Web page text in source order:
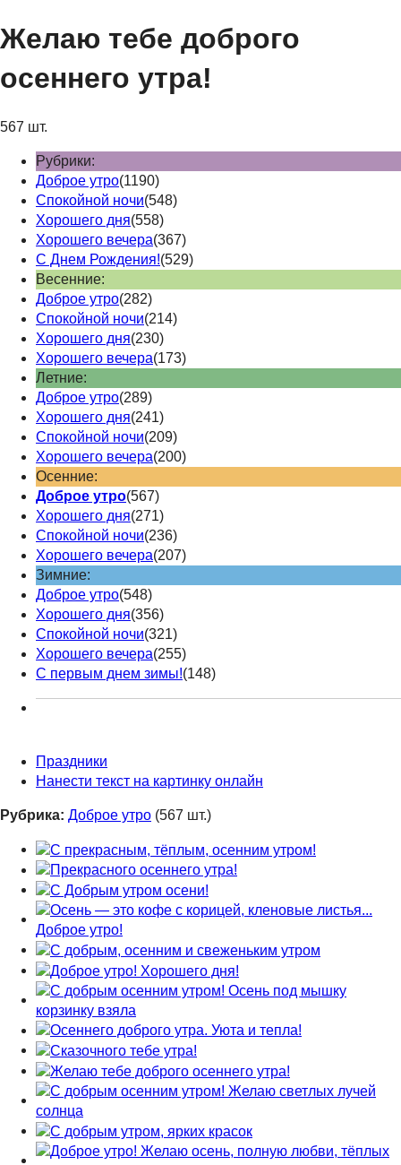
Желаю тебе доброго
осеннего утра!
567 шт.
Рубрики:
Доброе утро(1190)
Спокойной ночи(548)
Хорошего дня(558)
Хорошего вечера(367)
С Днем Рождения!(529)
Весенние:
Доброе утро(282)
Спокойной ночи(214)
Хорошего дня(230)
Хорошего вечера(173)
Летние:
Доброе утро(289)
Хорошего дня(241)
Спокойной ночи(209)
Хорошего вечера(200)
Осенние:
Доброе утро(567)
Хорошего дня(271)
Спокойной ночи(236)
Хорошего вечера(207)
Зимние:
Доброе утро(548)
Хорошего дня(356)
Спокойной ночи(321)
Хорошего вечера(255)
С первым днем зимы!(148)
Праздники
Нанести текст на картинку онлайн
Рубрика: Доброе утро (567 шт.)